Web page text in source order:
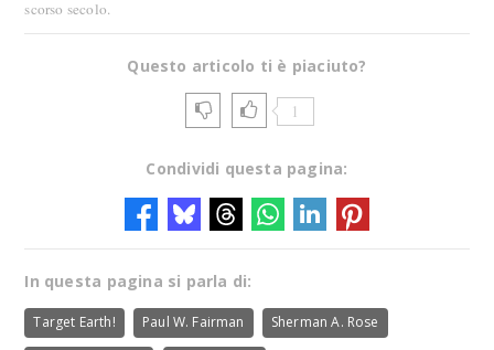
scorso secolo.
Questo articolo ti è piaciuto?
1
Condividi questa pagina:
In questa pagina si parla di:
Target Earth! Paul W. Fairman Sherman A. Rose